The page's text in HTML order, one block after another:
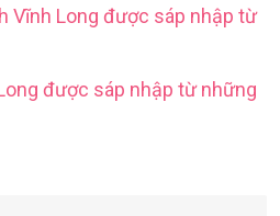
Vĩnh Long được sáp nhập từ
được sáp nhập từ những